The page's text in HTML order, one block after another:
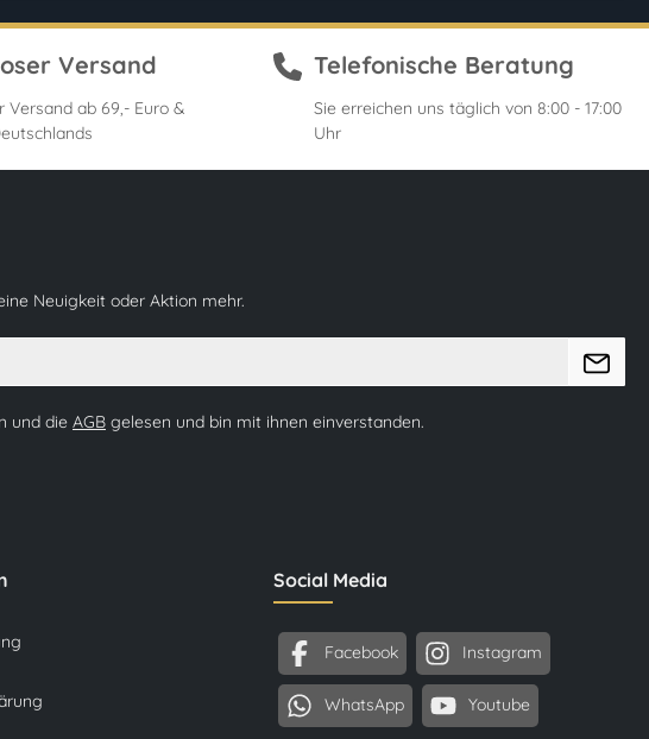
Versand
Versand ab 69,- Euro &
Telefonische Beratung
Sie erreichen uns täglich von 8:00 - 17:00
Uhr
Neuigkeit oder Aktion mehr.
und die AGB gelesen und bin mit ihnen einverstanden.
Social Media
Facebook Instagram
WhatsApp Youtube